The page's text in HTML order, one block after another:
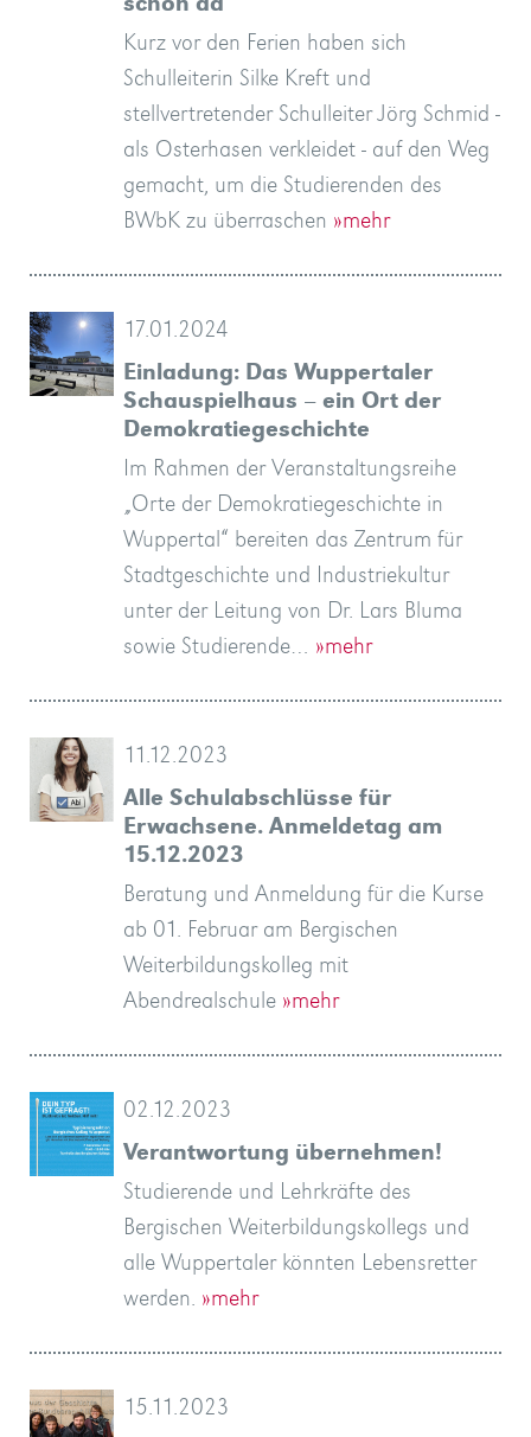
schon da
Kurz vor den Ferien haben sich
Schulleiterin Silke Kreft und
stellvertretender Schulleiter Jörg Schmid -
als Osterhasen verkleidet - auf den Weg
gemacht, um die Studierenden des
BWbK zu überraschen »mehr
17.01.2024
Einladung: Das Wuppertaler
Schauspielhaus – ein Ort der
Demokratiegeschichte
Im Rahmen der Veranstaltungsreihe
„Orte der Demokratiegeschichte in
Wuppertal“ bereiten das Zentrum für
Stadtgeschichte und Industriekultur
unter der Leitung von Dr. Lars Bluma
sowie Studierende… »mehr
11.12.2023
Alle Schulabschlüsse für
Erwachsene. Anmeldetag am
15.12.2023
Beratung und Anmeldung für die Kurse
ab 01. Februar am Bergischen
Weiterbildungskolleg mit
Abendrealschule »mehr
02.12.2023
Verantwortung übernehmen!
Studierende und Lehrkräfte des
Bergischen Weiterbildungskollegs und
alle Wuppertaler könnten Lebensretter
werden. »mehr
15.11.2023